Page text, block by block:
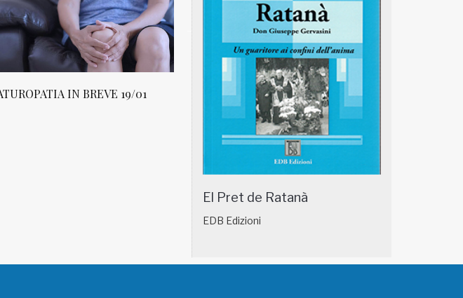
NATUROPATIA IN BREVE 18/01 NATUROPATIA IN BREVE 17/01
El Pret de Ratanà
EDB Edizioni